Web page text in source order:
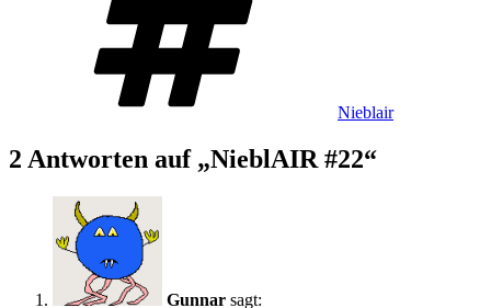
Nieblair
2 Antworten auf „NieblAIR #22“
Gunnar sagt: